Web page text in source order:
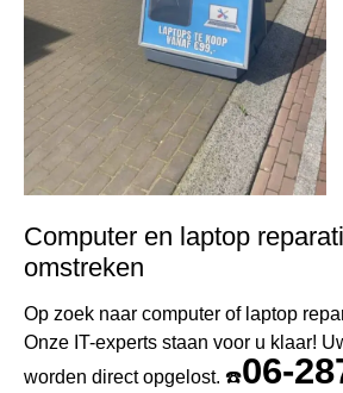
Computer en laptop
omstreken
Op zoek naar computer of laptop
Onze IT-experts staan voor u klaar!
worden direct opgelost. ☎️06-